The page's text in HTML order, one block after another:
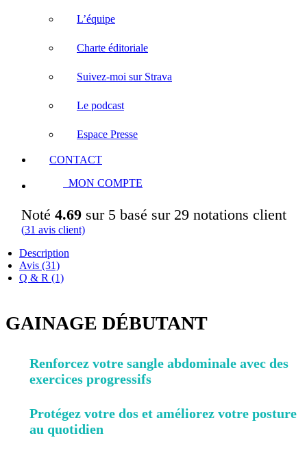
L’équipe
Charte éditoriale
Suivez-moi sur Strava
Le podcast
Espace Presse
CONTACT
MON COMPTE
Noté 4.69sur 5 basé sur 29 notations client
(31 avis client)
Description
Avis (31)
Q & R (1)
GAINAGE DÉBUTANT
Renforcez votre sangle abdominale avec des
exercices progressifs
Protégez votre dos et améliorez votre posture
au quotidien